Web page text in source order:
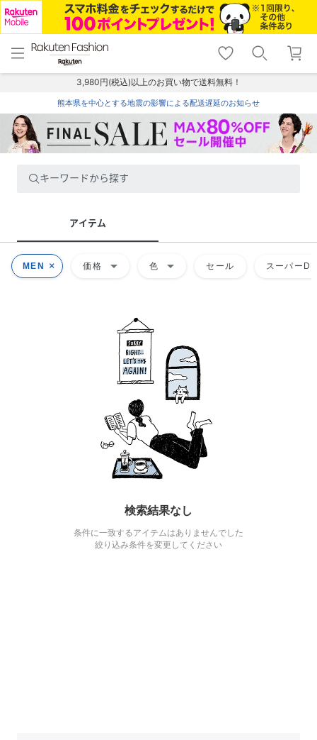
menu home
トップ
shopping_cart lock_outline
ログイン
3,980円(税込)以上のお買い物で送料無料！
熊本県を中心とする地震の影響による配送遅延のお知らせ
キーワードから探す
アイテム
MEN 価格 arrow_drop_down 色 arrow_drop_down セール スーパー
検索結果なし
条件に一致するアイテムはありませんでした
絞り込み条件を変更してください